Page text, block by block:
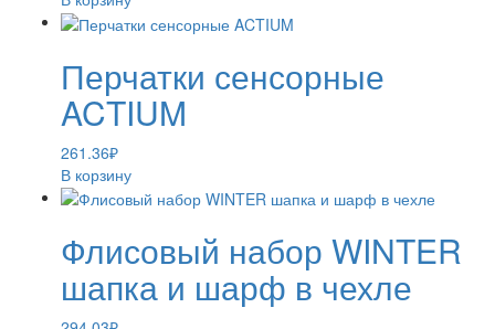
Перчатки сенсорные
ACTIUM
261.36₽
В корзину
Флисовый набор WINTER
шапка и шарф в чехле